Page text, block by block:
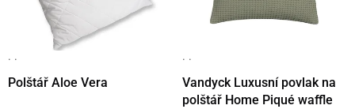
· ·
Polštář Aloe Vera
· ·
Vandyck Luxusní povlak na
polštář Home Piqué waffle